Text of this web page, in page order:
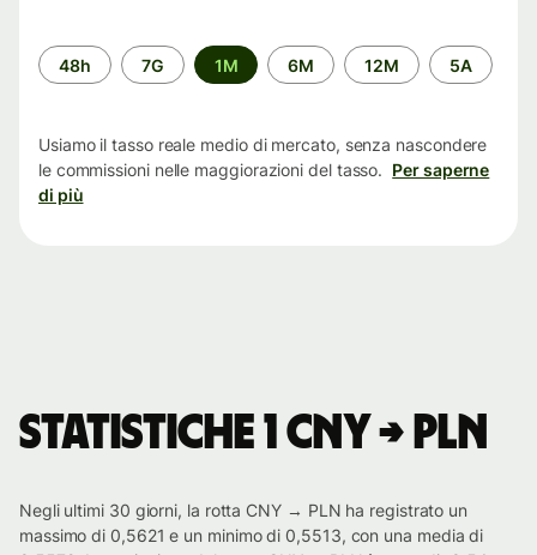
Periodo
di
48h 7G 1M 6M 12M 5A
Usiamo il tasso reale medio di mercato, senza nascondere
le commissioni nelle maggiorazioni del tasso. Per saperne
di più
Statistiche 1 CNY → PLN
Negli ultimi 30 giorni, la rotta CNY → PLN ha registrato un
massimo di 0,5621 e un minimo di 0,5513, con una media di